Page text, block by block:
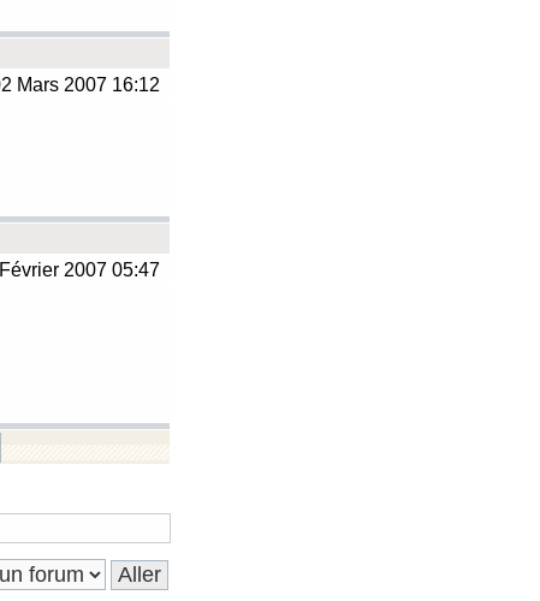
Mars 2007 16:12
2007 05:47